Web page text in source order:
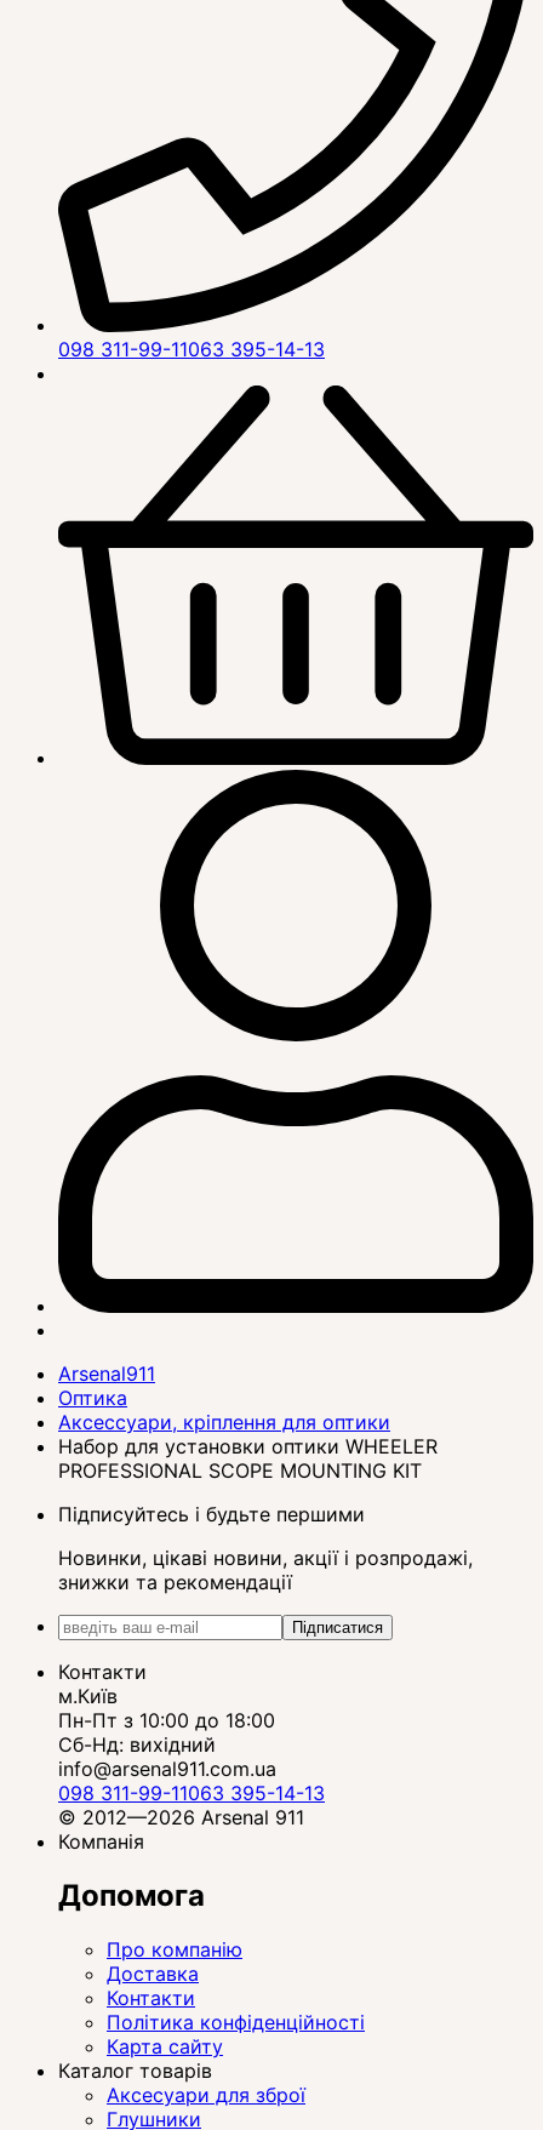
098 311-99-11063 395-14-13
Arsenal911
Оптика
Аксессуари, кріплення для оптики
Набор для установки оптики WHEELER
PROFESSIONAL SCOPE MOUNTING KIT
Підписуйтесь і будьте першими
Новинки, цікаві новини, акції і розпродажі,
знижки та рекомендації
Підписатися
Контакти
м.Київ
Пн-Пт з 10:00 до 18:00
Сб-Нд: вихідний
info@arsenal911.com.ua
098 311-99-11063 395-14-13
© 2012—2026 Arsenal 911
Компанія
Допомога
Про компанію
Доставка
Контакти
Політика конфіденційності
Карта сайту
Каталог товарів
Аксесуари для зброї
Глушники